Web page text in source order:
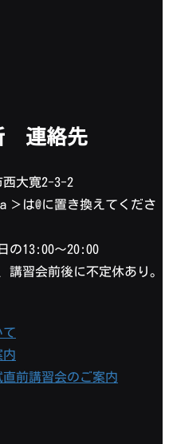
連絡先
西大寛2-3-2
は@に置き換えてくださ
の13:00〜20:00
講習会前後に不定休あり。
て
内
前講習会のご案内